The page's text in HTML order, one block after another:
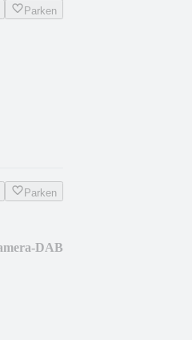
Parken
Parken
DAB